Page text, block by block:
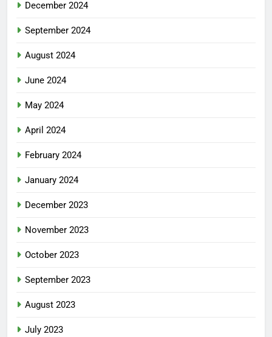
December 2024
September 2024
August 2024
June 2024
May 2024
April 2024
February 2024
January 2024
December 2023
November 2023
October 2023
September 2023
August 2023
July 2023